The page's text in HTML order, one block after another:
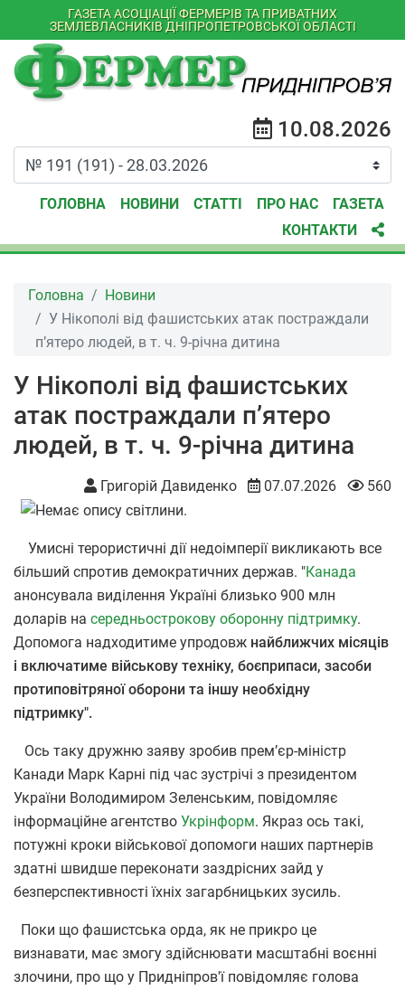
ГАЗЕТА АСОЦІАЦІЇ ФЕРМЕРІВ ТА ПРИВАТНИХ
ЗЕМЛЕВЛАСНИКІВ ДНІПРОПЕТРОВСЬКОЇ ОБЛАСТІ
10.08.2026
ГОЛОВНА НОВИНИ СТАТТІ ПРО НАС
ГАЗЕТА
КОНТАКТИ
Головна
Новини
У Нікополі від фашистських атак постраждали
пʼятеро людей, в т. ч. 9-річна дитина
У Нікополі від фашистських
атак постраждали пʼятеро
людей, в т. ч. 9-річна дитина
Григорій Давиденко 07.07.2026 560
Умисні терористичні дії недоімперії викликають все
більший спротив демократичних держав. "Канада
анонсувала виділення Україні близько 900 млн
доларів на середньострокову оборонну підтримку.
Допомога надходитиме упродовж найближчих місяців
і включатиме військову техніку, боєприпаси, засоби
протиповітряної оборони та іншу необхідну
підтримку".
Ось таку дружню заяву зробив прем’єр-міністр
Канади Марк Карні під час зустрічі з президентом
України Володимиром Зеленським, повідомляє
інформаційне агентство Укрінформ. Якраз ось такі,
потужні кроки військової допомоги наших партнерів
здатні швидше переконати заздрісних зайд у
безперспективності їхніх загарбницьких зусиль.
Поки що фашистська орда, як не прикро це
визнавати, має змогу здійснювати масштабні воєнні
злочини, про що у Придніпров'ї повідомляє голова